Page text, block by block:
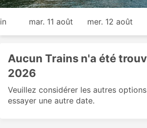
mar. 11 août mer. 12 août
Aucun Trains n'a été
2026
Veuillez considérer les autres
essayer une autre date.